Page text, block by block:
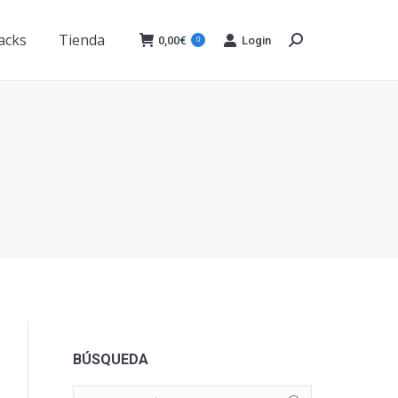
Tienda 0,00€ 0 Login Buscar:
BÚSQUEDA
Buscar: